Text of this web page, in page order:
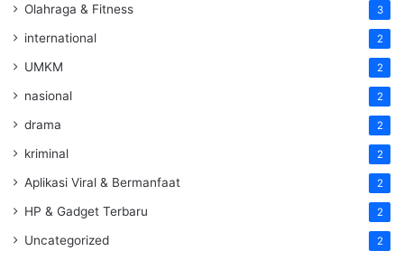
Olahraga & Fitness 3
international 2
UMKM 2
nasional 2
drama 2
kriminal 2
Aplikasi Viral & Bermanfaat 2
HP & Gadget Terbaru 2
Uncategorized 2